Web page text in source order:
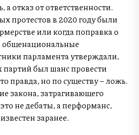
а отказ от ответственности.
протестов в 2020 году были
или когда поправка о
общенациональные
парламента утверждали,
был шанс провести
правда, но по существу – ложь.
закона, затрагивающего
не дебаты, а перформанс,
заранее.